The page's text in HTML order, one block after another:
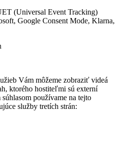
(Universal Event Tracking)
Google Consent Mode, Klarna,
Vám môžeme zobraziť videá
ktorého hostiteľmi sú externí
používame na tejto
služby tretích strán: